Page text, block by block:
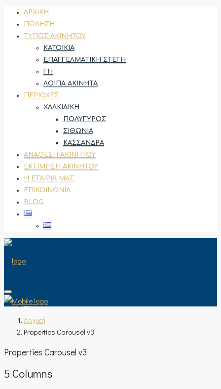
ΑΡΧΙΚΉ
ΠΏΛΗΣΗ
ΤΎΠΟΣ ΑΚΙΝΉΤΟΥ
ΚΑΤΟΙΚΊΑ
ΕΠΑΓΓΕΛΜΑΤΙΚΉ ΣΤΈΓΗ
ΓΗ
ΛΟΙΠΆ ΑΚΊΝΗΤΑ
ΠΕΡΙΟΧΈΣ
ΧΑΛΚΙΔΙΚΉ
ΠΟΛΎΓΥΡΟΣ
ΣΙΘΩΝΊΑ
ΚΑΣΣΆΝΔΡΑ
ΑΝΆΘΕΣΗ ΑΚΙΝΉΤΟΥ
ΕΚΤΊΜΗΣΗ ΑΚΙΝΉΤΟΥ
Η ΕΤΑΙΡΊΑ ΜΑΣ
ΕΠΙΚΟΙΝΩΝΊΑ
BLOG
ΑΡΧΙΚΉ
ΠΏΛΗΣΗ
Αρχική
Properties Carousel v3
Properties Carousel v3
5 Columns